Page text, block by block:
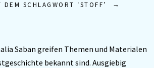
SCHLAGWORT ‘STOFF’
Saban greifen Themen und Materialen
bekannt sind. Ausgiebig